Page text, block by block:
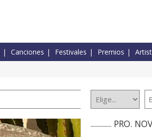
Canciones Festivales Premios
PRO.